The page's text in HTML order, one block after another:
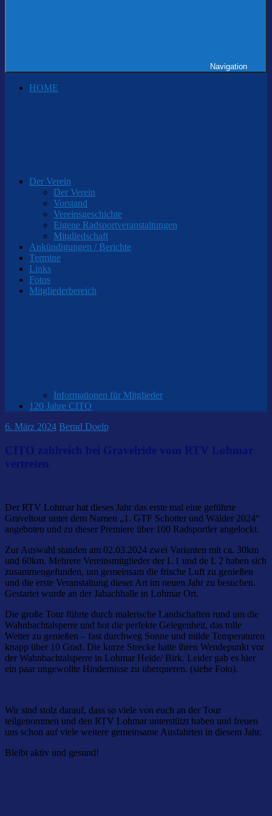
Navigation
HOME
Der Verein
Der Verein
Vorstand
Vereinsgeschichte
Eigene Radsportveranstaltungen
Mitgliedschaft
Ankündigungen / Berichte
Termine
Links
Fotos
Mitgliederbereich
Informationen für Mitglieder
120 Jahre CITO
6. März 2024 Bernd Doelp
Der RTV Lohmar hat dieses Jahr das erste mal eine geführte
Graveltour unter dem Namen „1. GTF Schotter und Wälder 2024“
angeboten und zu dieser Premiere über 100 Radsportler angelockt.
Zur Auswahl standen am 02.03.2024 zwei Varianten mit ca. 30km
und 60km. Mehrere Vereinsmitglieder der L 1 und de L 2 haben sich
zusammengefunden, um gemeinsam die frische Luft zu genießen
und die erste Veranstaltung dieser Art im neuen Jahr zu besuchen.
Gestartet wurde an der Jabachhalle in Lohmar Ort.
Die große Tour führte durch malerische Landschaften rund um die
Wahnbachtalsperre und bot die perfekte Gelegenheit, das tolle
Wetter zu genießen – fast durchweg Sonne und milde Temperaturen
knapp über 10 Grad. Die kurze Strecke hatte ihren Wendepunkt vor
der Wahnbachtalsperre in Lohmar Heide/ Birk. Leider gab es hier
ein paar ungewollte Hindernisse zu überqueren. (siehe Foto).
Wir sind stolz darauf, dass so viele von euch an der Tour
teilgenommen und den RTV Lohmar unterstützt haben und freuen
uns schon auf viele weitere gemeinsame Ausfahrten in diesem Jahr.
Bleibt aktiv und gesund!